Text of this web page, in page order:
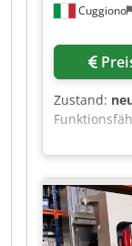
Cuggiono
Zustand:
mm,